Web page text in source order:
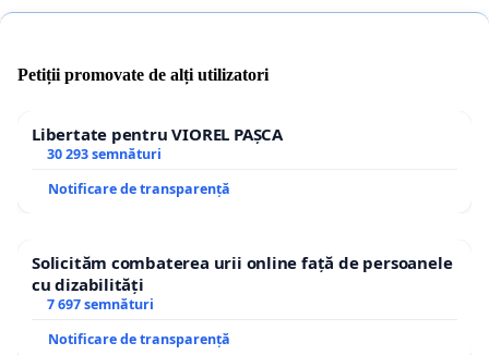
Petiții promovate de alți utilizatori
Libertate pentru VIOREL PAȘCA
30 293 semnături
Notificare de transparență
Solicităm combaterea urii online față de persoanele
cu dizabilități
7 697 semnături
Notificare de transparență